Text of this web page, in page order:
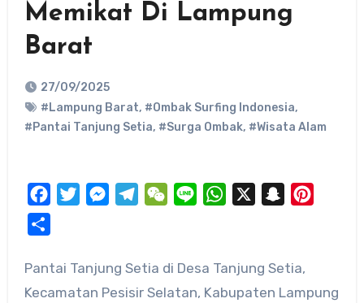
Memikat Di Lampung
Barat
27/09/2025
#Lampung Barat, #Ombak Surfing Indonesia,
#Pantai Tanjung Setia, #Surga Ombak, #Wisata Alam
FacebookTwitterMessengerTelegramWeChat
Line WhatsApp Snapchat
Pantai Tanjung Setia di Desa Tanjung Setia,
Kecamatan Pesisir Selatan, Kabupaten Lampung